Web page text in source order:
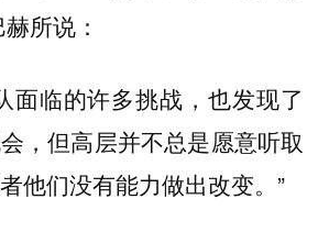
所说：
面临的许多挑战，也发现了
，但高层并不总是愿意听取
他们没有能力做出改变。”